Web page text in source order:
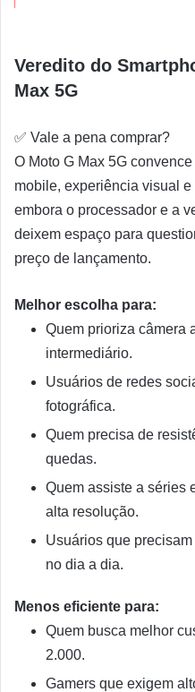
Veredito do
Max 5G
✅ Vale a pena comprar?
O Moto G Max 5G
mobile, experiência visual
embora o processador e a
deixem espaço para
preço de lançamento.
Melhor escolha para:
Quem prioriza câmera
intermediário.
Usuários de redes
fotográfica.
Quem precisa de
quedas.
Quem assiste a séries
alta resolução.
Usuários que
no dia a dia.
Menos eficiente para:
Quem busca melhor
2.000.
Gamers que exigem